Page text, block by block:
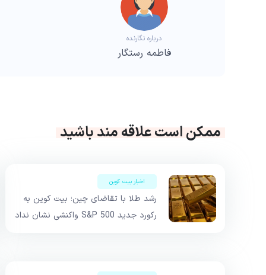
درباره نگارنده
فاطمه رستگار
ممکن است علاقه مند باشید
اخبار بیت کوین
رشد طلا با تقاضای چین؛ بیت کوین به
رکورد جدید S&P 500 واکنشی نشان نداد